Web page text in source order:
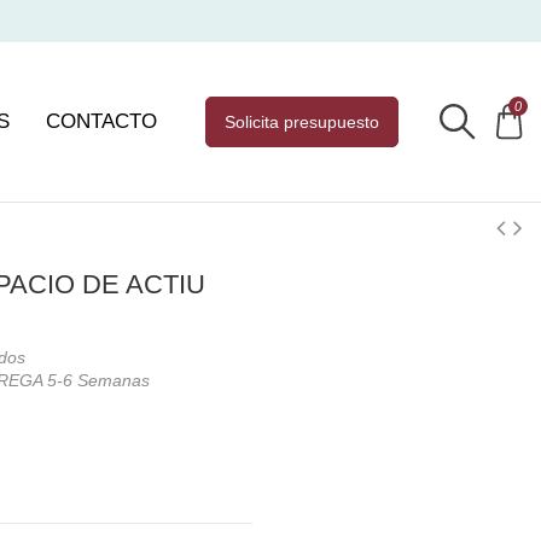
CONTACTO solicita presupuesto
0
DE ACTIU
5-6 Semanas